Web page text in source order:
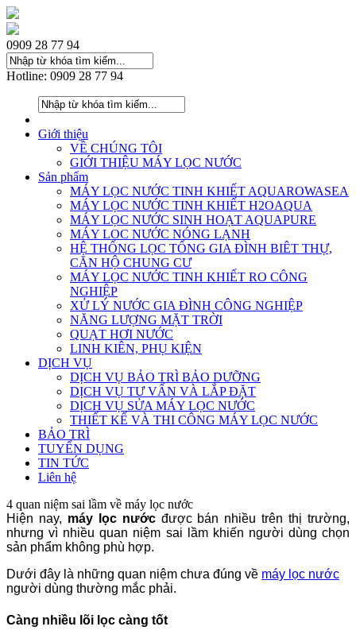
0909 28 77 94
Hotline: 0909 28 77 94
Giới thiệu
VỀ CHÚNG TÔI
GIỚI THIỆU MÁY LỌC NƯỚC
Sản phẩm
MÁY LỌC NƯỚC TINH KHIẾT AQUAROWASEA
MÁY LỌC NƯỚC TINH KHIẾT H2OAQUA
MÁY LỌC NƯỚC SINH HOẠT AQUAPURE
MÁY LOC NƯỚC NÓNG LẠNH
HỆ THỐNG LỌC TỔNG GIA ĐÌNH BIÊT THỰ,
CĂN HỘ CHUNG CƯ
MÁY LỌC NƯỚC TINH KHIẾT RO CÔNG
NGHIỆP
XỬ LÝ NƯỚC GIA ĐÌNH CÔNG NGHIỆP
NĂNG LƯỢNG MẶT TRỜI
QUẠT HƠI NƯỚC
LINH KIÊN, PHỤ KIỆN
DỊCH VỤ
DỊCH VỤ BẢO TRÌ BẢO DƯỠNG
DỊCH VỤ TƯ VẤN VÀ LẮP ĐẶT
DỊCH VỤ SỬA MÁY LỌC NƯỚC
THIẾT KẾ VÀ THI CÔNG MÁY LỌC NƯỚC
BẢO TRÌ
TUYỂN DỤNG
TIN TỨC
Liên hệ
4 quan niệm sai lầm về máy lọc nước
Hiện nay, máy lọc nướcđược bán nhiều trên thị trường,
nhưng vì nhiều quan niệm sai lầm khiến người dùng chọn
sản phẩm không phù hợp.
Dưới đây là những quan niệm chưa đúng về máy lọc nước
người dùng thường mắc phải.
Càng nhiều lõi lọc càng tốt